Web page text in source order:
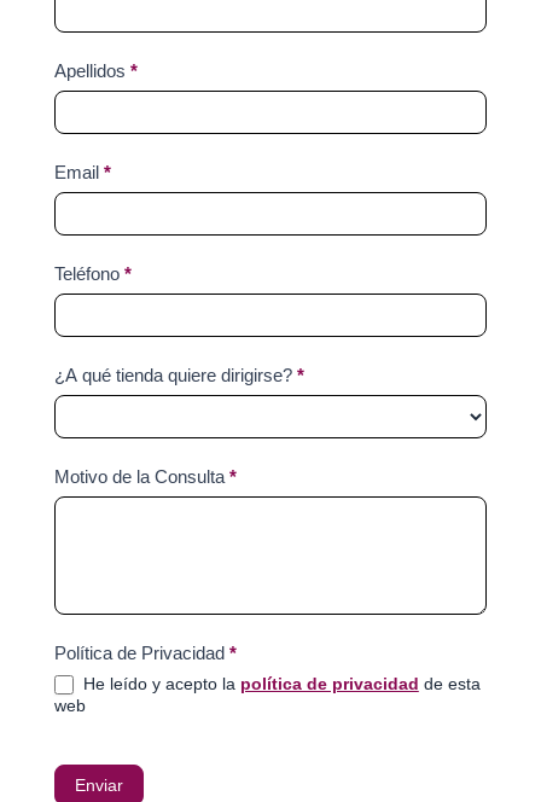
Apellidos *
Email *
Teléfono *
¿A qué tienda quiere dirigirse? *
Motivo de la Consulta *
Política de Privacidad *
He leído y acepto la política de privacidad de esta
web
Enviar